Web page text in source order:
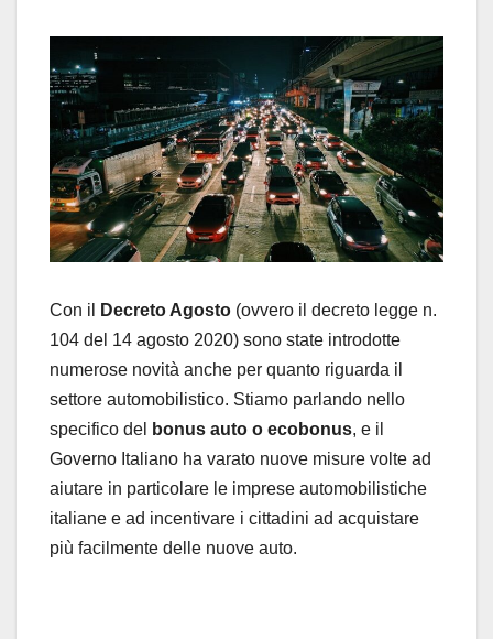
Con il Decreto Agosto (ovvero il decreto legge n.
104 del 14 agosto 2020) sono state introdotte
numerose novità anche per quanto riguarda il
settore automobilistico. Stiamo parlando nello
specifico del
bonus auto o ecobonus, e il
Governo Italiano ha varato nuove misure volte ad
aiutare in particolare le imprese automobilistiche
italiane e ad incentivare i cittadini ad acquistare
più facilmente delle nuove auto.